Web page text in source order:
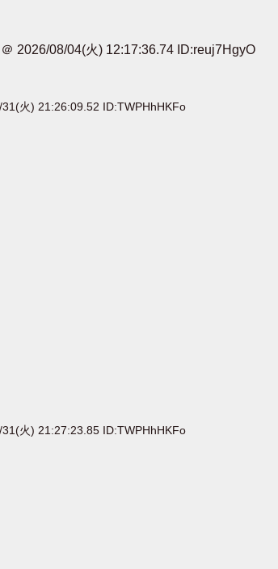
2026/08/04(火) 12:17:36.74 ID:reuj7HgyO
火) 21:26:09.52 ID:TWPHhHKFo
火) 21:27:23.85 ID:TWPHhHKFo